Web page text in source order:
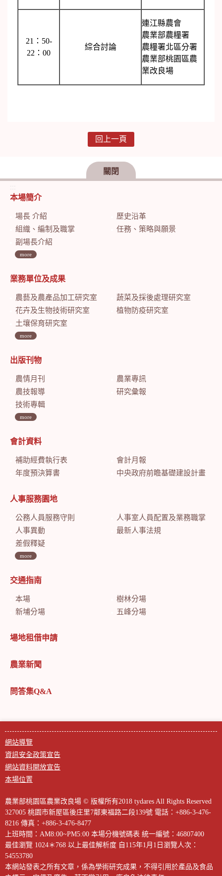
21：50-
22：00
綜合討論
連江縣農會
農業部農糧署
農糧署北區分署
農業部桃園區農
業改良場
回上一頁
關閉
:::
本場簡介
場長 介紹
歷史沿革
組織、編制及職掌
任務、策略與願景
副場長介紹
more
業務單位及成果
農藝及農產品加工研究室
蔬菜及採後處理研究室
花卉及生物技術研究室
植物防疫研究室
土壤保育研究室
more
出版刊物
農情月刊
農業專訊
農技報導
研究彙報
技術專輯
more
會計資料
補助經費執行表
會計月報
年度預決算書
中央政府前瞻基礎建設計畫特別預算會計月報
人事服務園地
公務人員服務守則
人事室人員配置及業務職掌
人事異動
最新人事法規
差假釋疑
more
交通指南
本場
樹林分場
新埔分場
五峰分場
場地租借申請
農業新聞
問答集Q&A
網站導覽
資訊安全政策宣告
網站資料開放宣告
本場位置
農業部桃園區農業改良場 © 版權所有2018 tydares All Rights Reserved
327005 桃園市新屋區後庄里7鄰東福路二段139號 電話：+886-3-476-
8216 傳真：+886-3-476-8477
上班時間：AM8:00~PM5:00 本場分機號碼表 統一編號：46807400
最佳瀏覽 1024＊768 以上最佳解析度 自115年1月1日瀏覽人次：
54553780
本網站發表之所有文章，係為學術研究成果，不得引用於產品及食品